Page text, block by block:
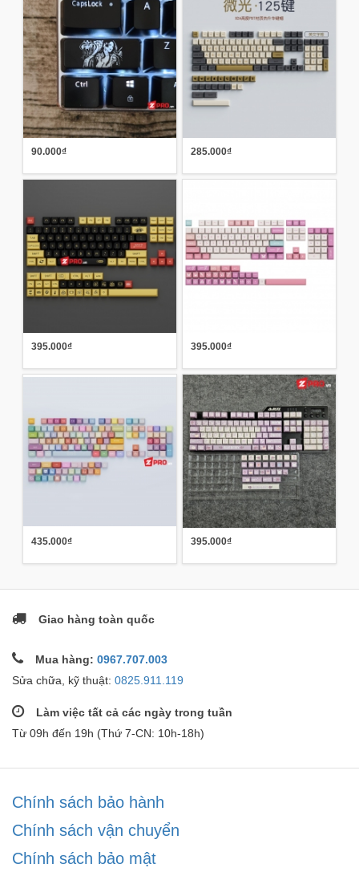
90.000₫ 285.000₫
395.000₫ 395.000₫
435.000₫ 395.000₫
Giao hàng toàn quốc
Mua hàng: 0967.707.003
Sửa chữa, kỹ thuật: 0825.911.119
Làm việc tất cả các ngày trong tuần
Từ 09h đến 19h (Thứ 7-CN: 10h-18h)
Chính sách bảo hành
Chính sách vận chuyển
Chính sách bảo mật